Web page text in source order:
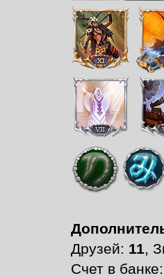
Друзей: 11,
Счет в